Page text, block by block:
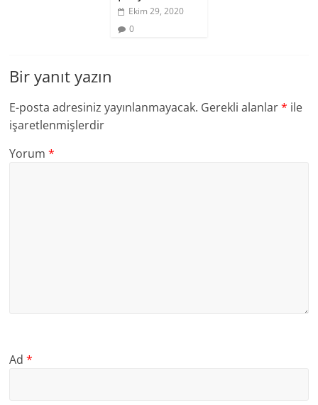
Ekim 29, 2020
0
Bir yanıt yazın
E-posta adresiniz yayınlanmayacak. Gerekli alanlar* ile
işaretlenmişlerdir
Yorum*
Ad*